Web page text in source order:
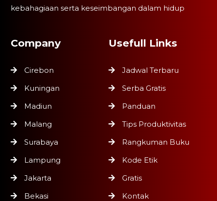
kebahagiaan serta keseimbangan dalam hidup
Company
Cirebon
Kuningan
Madiun
Malang
Surabaya
Lampung
Jakarta
Bekasi
Usefull Links
Jadwal Terbaru
Serba Gratis
Panduan
Tips Produktivitas
Rangkuman Buku
Kode Etik
Gratis
Kontak